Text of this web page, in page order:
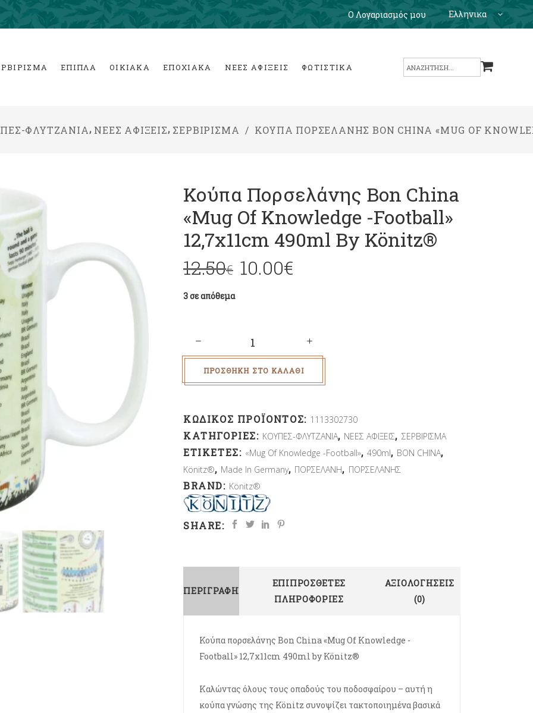
Ο Λογαριασμός μου Ελληνικα
ΕΠΙΠΛΑ ΟΙΚΙΑΚΑ ΕΠΟΧΙΑΚΑ ΝΕΕΣ ΑΦΙΞΕΙΣ ΦΩΤΙΣΤΙΚΑ
Search
ΦΛΥΤΖΑΝΙΑ, ΝΕΕΣ ΑΦΙΞΕΙΣ, ΣΕΡΒΙΡΙΣΜΑ / ΚΟΎΠΑ ΠΟΡΣΕΛΆΝΗΣ BON CHINA «MUG OF
Κούπα Πορσελάνης Bon China
«Mug Of Knowledge -Football»
12,7x11cm 490ml By Könitz®
12.50€ 10.00€
3 σε απόθεμα
ΠΡΟΣΘΉΚΗ ΣΤΟ ΚΑΛΆΘΙ
ΚΩΔΙΚΌΣ ΠΡΟΪΌΝΤΟΣ: 1113302730
ΚΑΤΗΓΟΡΊΕΣ: ΚΟΥΠΕΣ-ΦΛΥΤΖΑΝΙΑ, ΝΕΕΣ ΑΦΙΞΕΙΣ, ΣΕΡΒΙΡΙΣΜΑ
ΕΤΙΚΈΤΕΣ: «Mug Of Knowledge -Football»,490ml, BON CHINA,
Könitz®, Made In Germany, ΠΟΡΣΕΛΑΝΗ, ΠΟΡΣΕΛΑΝΗΣ
BRAND: Könitz®
SHARE:
ΠΕΡΙΓΡΑΦΉ
ΕΠΙΠΡΌΣΘΕΤΕΣ
ΠΛΗΡΟΦΟΡΊΕΣ
ΑΞΙΟΛΟΓΉΣΕΙΣ
(0)
Κούπα πορσελάνης Bon China «Mug Of Knowledge -
Football» 12,7x11cm 490ml by Könitz®
Καλώντας όλους τους οπαδούς του ποδοσφαίρου – αυτή η
κούπα γνώσης της Könitz συνοψίζει τακτοποιημένα βασικά